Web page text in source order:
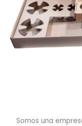
Somos una